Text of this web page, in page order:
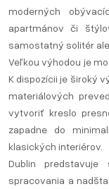
moderných
apartmánov či
samostatný solitér
Veľkou výhodou je
K dispozícii je široký
materiálových
vytvoriť kreslo
zapadne do
klasických interiérov.
Dublin predstavuje
spracovania a